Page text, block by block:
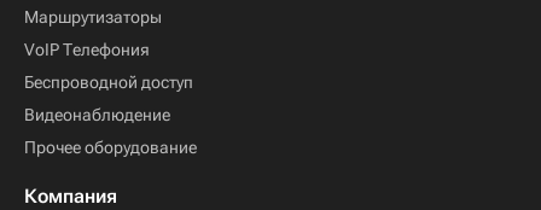
Маршрутизаторы
VoIP Телефония
Беспроводной доступ
Видеонаблюдение
Прочее оборудование
Компания